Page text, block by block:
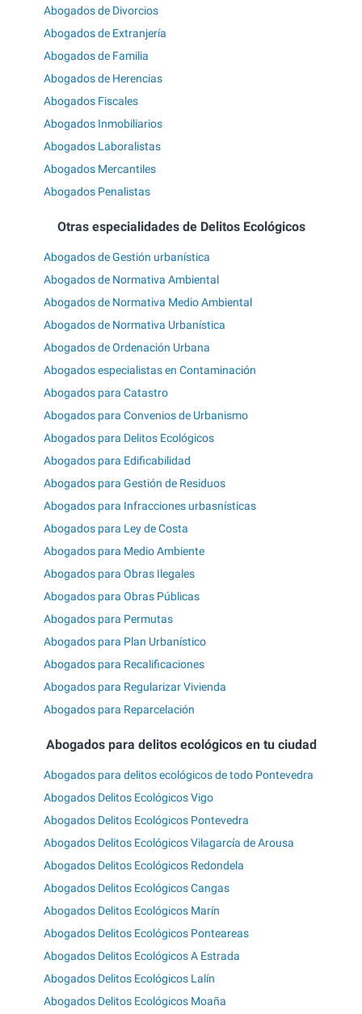
Abogados de Divorcios
Abogados de Extranjería
Abogados de Familia
Abogados de Herencias
Abogados Fiscales
Abogados Inmobiliarios
Abogados Laboralistas
Abogados Mercantiles
Abogados Penalistas
Otras especialidades de Delitos Ecológicos
Abogados de Gestión urbanística
Abogados de Normativa Ambiental
Abogados de Normativa Medio Ambiental
Abogados de Normativa Urbanística
Abogados de Ordenación Urbana
Abogados especialistas en Contaminación
Abogados para Catastro
Abogados para Convenios de Urbanismo
Abogados para Delitos Ecológicos
Abogados para Edificabilidad
Abogados para Gestión de Residuos
Abogados para Infracciones urbasnísticas
Abogados para Ley de Costa
Abogados para Medio Ambiente
Abogados para Obras Ilegales
Abogados para Obras Públicas
Abogados para Permutas
Abogados para Plan Urbanístico
Abogados para Recalificaciones
Abogados para Regularizar Vivienda
Abogados para Reparcelación
Abogados para delitos ecológicos en tu ciudad
Abogados para delitos ecológicos de todo Pontevedra
Abogados Delitos Ecológicos Vigo
Abogados Delitos Ecológicos Pontevedra
Abogados Delitos Ecológicos Vilagarcía de Arousa
Abogados Delitos Ecológicos Redondela
Abogados Delitos Ecológicos Cangas
Abogados Delitos Ecológicos Marín
Abogados Delitos Ecológicos Ponteareas
Abogados Delitos Ecológicos A Estrada
Abogados Delitos Ecológicos Lalín
Abogados Delitos Ecológicos Moaña